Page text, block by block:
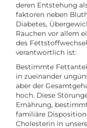
deren Entstehung
faktoren neben
Diabetes,
Rauchen vor allem
des
verantwortlich ist:
Bestimmte
in zueinander
aber der
hoch. Diese
Ernährung,
familiäre
Cholesterin in